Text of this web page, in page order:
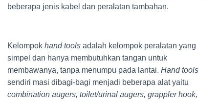
beberapa jenis kabel dan peralatan tambahan.
Kelompok hand tools adalah kelompok peralatan yang
simpel dan hanya membutuhkan tangan untuk
membawanya, tanpa menumpu pada lantai. Hand tools
sendiri masi dibagi-bagi menjadi beberapa alat yaitu
combination augers, toilet/urinal augers, grappler hook,